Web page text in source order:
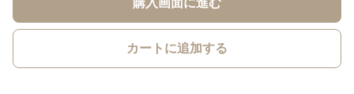
購入画面に進む
カートに追加する